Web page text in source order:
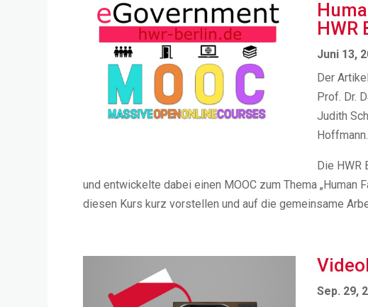
HWR
Juni 13,
Der
Prof. Dr.
Judith
Hoffmann.
Die HWR
und entwickelte dabei einen MOOC zum Thema „Human
diesen Kurs kurz vorstellen und auf die gemeinsame
Sep. 29,